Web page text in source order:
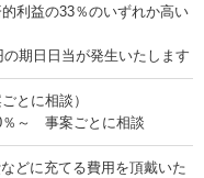
利益の33％のいずれか高い
期日日当が発生いたします
とに相談）
％～ 事案ごとに相談
どに充てる費用を頂戴いた